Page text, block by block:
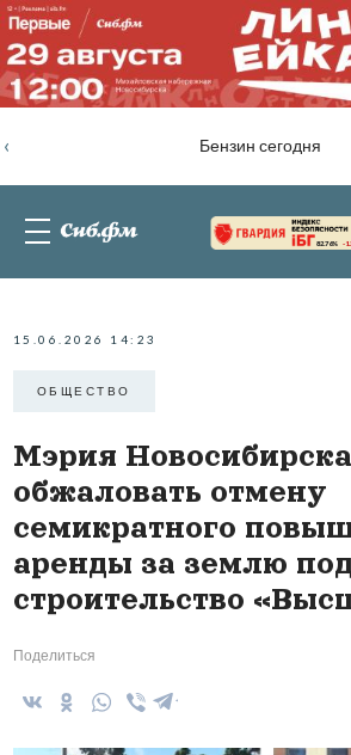
Бензин сегодня
‹
82.76% -
15.06.2026 14:23
ОБЩЕСТВО
Мэрия
обжаловать отмену
семикратного
аренды за землю под
строительство
Поделиться